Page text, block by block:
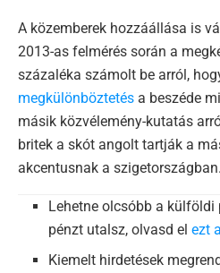
A közemberek hozzáállása is
2013-as felmérés során a
százaléka számolt be arról,
megkülönböztetés a beszéde
másik közvélemény-kutatás
britek a skót angolt tartják a
akcentusnak a szigetországban.
Lehetne olcsóbb a külföldi
pénzt utalsz, olvasd elezt
Kiemelt hirdetések